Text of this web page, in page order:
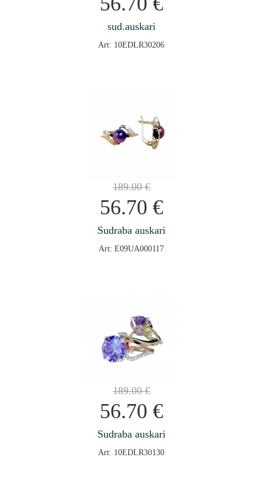
sud.auskari
Art: 10EDLR30206
189.00€
56.70 €
Sudraba auskari
Art: E09UA000117
189.00€
56.70 €
Sudraba auskari
Art: 10EDLR30130